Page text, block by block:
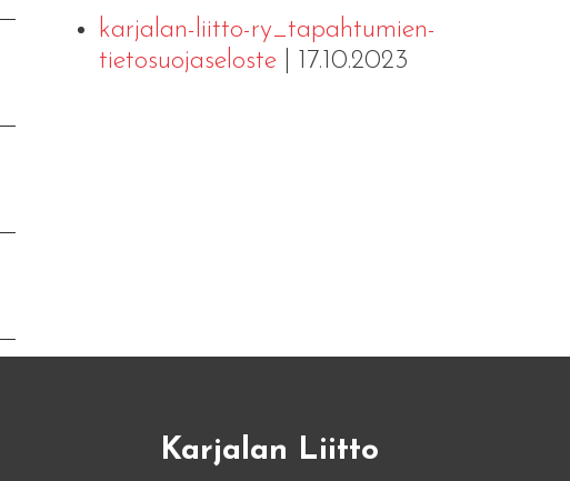
karjalan-liitto-ry_tapahtumien-
tietosuojaseloste| 17.10.2023
Karjalan Liitto